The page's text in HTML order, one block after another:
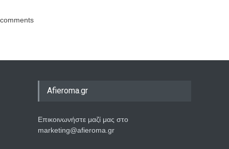
comments
Afieroma.gr
Επικοινωνήστε μαζί μας στο
marketing@afieroma.gr